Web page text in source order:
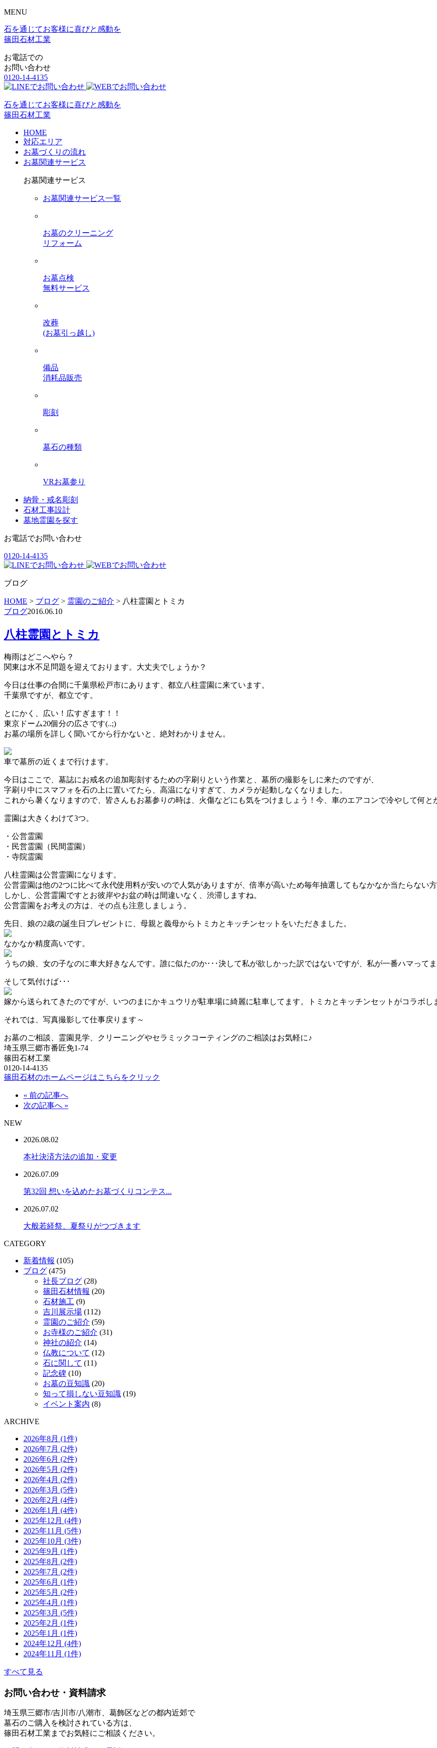
MENU
石を通じてお客様に喜びと感動を
篠田石材工業
お電話での
お問い合わせ
0120-14-4135
石を通じてお客様に喜びと感動を
篠田石材工業
HOME
対応エリア
お墓づくりの流れ
お墓関連サービス
お墓関連サービス
お墓関連サービス一覧
お墓のクリーニング
リフォーム
お墓点検
無料サービス
改葬
(お墓引っ越し)
備品
消耗品販売
彫刻
墓石の種類
VRお墓参り
納骨・戒名彫刻
石材工事設計
墓地霊園を探す
お電話でお問い合わせ
0120-14-4135
ブログ
HOME > ブログ > 霊園のご紹介 > 八柱霊園とトミカ
ブログ2016.06.10
八柱霊園とトミカ
梅雨はどこへやら？
関東は水不足問題を迎えております。大丈夫でしょうか？
今日は仕事の合間に千葉県松戸市にあります、都立八柱霊園に来ています。
千葉県ですが、都立です。
とにかく、広い ！ 広すぎます ！！
東京ドーム20個分の広さです(..;)
お墓の場所を詳しく聞いてから行かないと、絶対わかりません。
車で墓所の近くまで行けます。
今日はここで、墓誌にお戒名の追加彫刻するための字刷りという作業と、墓所の撮影をしに来たのですが、
字刷り中にスマフォを石の上に置いてたら、高温になりすぎて、カメラが起動しなくなりました。
これから暑くなりますので、皆さんもお墓参りの時は、火傷などにも気をつけましょう！今、車のエアコンで冷やして何と
霊園は大きくわけて3つ。
・公営霊園
・民営霊園（民間霊園）
・寺院霊園
八柱霊園は公営霊園になります。
公営霊園は他の2つに比べて永代使用料が安いので人気がありますが、倍率が高いため毎年抽選してもなかなか当たらない方
しかし、公営霊園ですとお彼岸やお盆の時は間違いなく、渋滞しますね。
公営霊園をお考えの方は、その点も注意しましょう。
先日、娘の2歳の誕生日プレゼントに、母親と義母からトミカとキッチンセットをいただきました。
なかなか精度高いです。
うちの娘、女の子なのに車大好きなんです。誰に似たのか･･･決して私が欲しかった訳ではないですが、私が一番ハマって
そして気付けば･･･
嫁から送られてきたのですが、いつのまにかキュウリが駐車場に綺麗に駐車してます。トミカとキッチンセットがコラボし
それでは、写真撮影して仕事戻ります～
お墓のご相談、霊園見学、クリーニングやセラミックコーティングのご相談はお気軽に♪
埼玉県三郷市番匠免1-74
篠田石材工業
0120-14-4135
篠田石材のホームページはこちらをクリック
« 前の記事へ
次の記事へ »
NEW
2026.08.02
本社決済方法の追加・変更
2026.07.09
第32回 想いを込めたお墓づくりコンテス...
2026.07.02
大般若経祭、夏祭りがつづきます
CATEGORY
新着情報 (105)
ブログ (475)
社長ブログ (28)
篠田石材情報 (20)
石材施工 (9)
吉川展示場 (112)
霊園のご紹介 (59)
お寺様のご紹介 (31)
神社の紹介 (14)
仏教について (12)
石に関して (11)
記念碑 (10)
お墓の豆知識 (20)
知って損しない豆知識 (19)
イベント案内 (8)
ARCHIVE
2026年8月 (1件)
2026年7月 (2件)
2026年6月 (2件)
2026年5月 (2件)
2026年4月 (2件)
2026年3月 (5件)
2026年2月 (4件)
2026年1月 (4件)
2025年12月 (4件)
2025年11月 (5件)
2025年10月 (3件)
2025年9月 (1件)
2025年8月 (2件)
2025年7月 (2件)
2025年6月 (1件)
2025年5月 (2件)
2025年4月 (1件)
2025年3月 (5件)
2025年2月 (1件)
2025年1月 (1件)
2024年12月 (4件)
2024年11月 (1件)
すべて見る
お問い合わせ・資料請求
埼玉県三郷市/吉川市/八潮市、葛飾区などの都内近郊で
墓石のご購入を検討されている方は、
篠田石材工業までお気軽にご相談ください。